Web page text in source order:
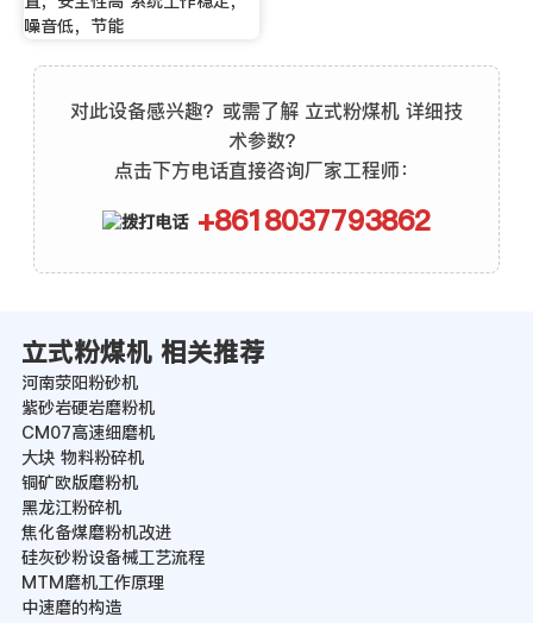
噪音低，节能
对此设备感兴趣？或需了解 立式粉煤机 详细技
术参数？
点击下方电话直接咨询厂家工程师：
+8618037793862
立式粉煤机 相关推荐
河南荥阳粉砂机
紫砂岩硬岩磨粉机
CM07高速细磨机
大块 物料粉碎机
铜矿欧版磨粉机
黑龙江粉碎机
焦化备煤磨粉机改进
硅灰砂粉设备械工艺流程
MTM磨机工作原理
中速磨的构造